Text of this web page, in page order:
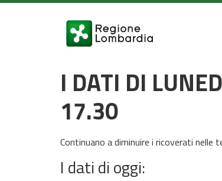
I DATI DI
17.30
Continuano a diminuire i ricoverati
I dati di oggi: